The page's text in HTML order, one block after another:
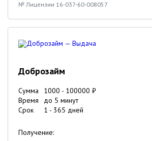
№ Лицензии 16-037-60-008057
Доброзайм
Сумма 1000 - 100000 ₽
Время
до 5 минут
Срок
1 - 365 дней
Получение: